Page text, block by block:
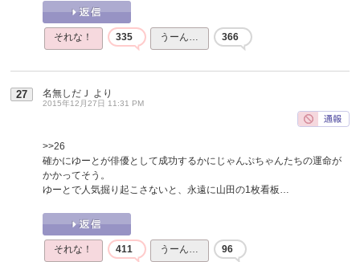
それな！ 335 うーん… 366
27 名無しだＪ より
2015年12月27日 11:31 PM
>>26
確かにゆーとが俳優として成功するかにじゃんぷちゃんたちの運命が
かかってそう。
ゆーとで人気掘り起こさないと、永遠に山田の1枚看板…
それな！ 411 うーん… 96